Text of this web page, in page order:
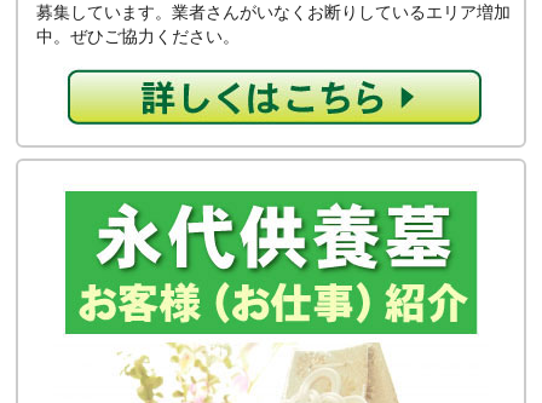
募集しています。業者さんがいなくお断りしているエリア増加
中。ぜひご協力ください。